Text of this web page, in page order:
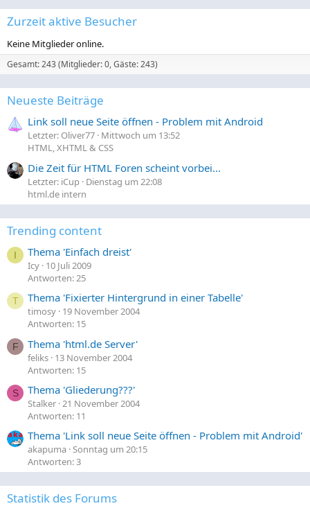
Zurzeit aktive Besucher
Keine Mitglieder online.
Gesamt: 243 (Mitglieder: 0, Gäste: 243)
Neueste Beiträge
Link soll neue Seite öffnen - Problem mit Android
Letzter: Oliver77 Mittwoch um 13:52
HTML, XHTML & CSS
Die Zeit für HTML Foren scheint vorbei...
Letzter: iCup Dienstag um 22:08
html.de intern
Trending content
I Thema 'Einfach dreist'
Icy 10 Juli 2009
Antworten: 25
T Thema 'Fixierter Hintergrund in einer Tabelle'
timosy 19 November 2004
Antworten: 15
F Thema 'html.de Server'
feliks 13 November 2004
Antworten: 15
S Thema 'Gliederung???'
Stalker 21 November 2004
Antworten: 11
Thema 'Link soll neue Seite öffnen - Problem mit Android'
akapuma Sonntag um 20:15
Antworten: 3
Statistik des Forums